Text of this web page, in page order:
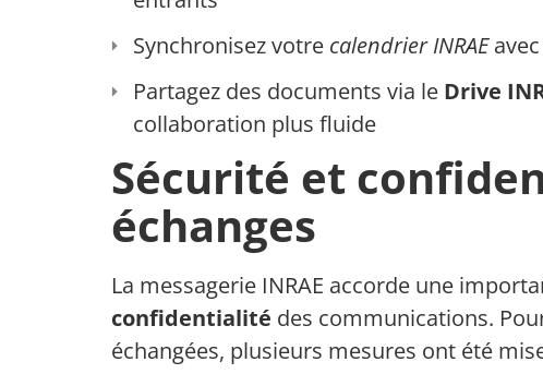
Synchronisez votre calendrier INRAE
Partagez des documents via le Drive
collaboration plus fluide
Sécurité et
échanges
La messagerie INRAE accorde une
confidentialité des communications.
échangées, plusieurs mesures ont été